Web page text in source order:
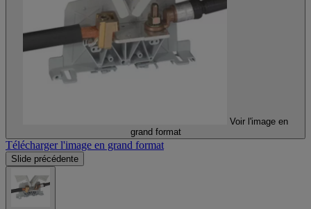
Voir l'image en
grand format
Télécharger l'image en grand format
Slide précédente